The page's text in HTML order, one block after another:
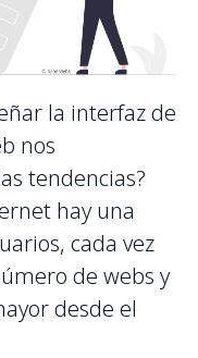
la interfaz de
nos
tendencias?
hay una
cada vez
de webs y
desde el